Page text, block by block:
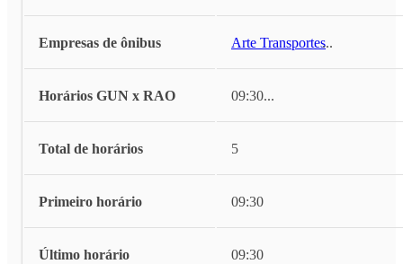
Empresas de ônibus Arte Transportes...
Horários GUN x RAO 09:30...
Total de horários 5
Primeiro horário 09:30
Último horário 09:30